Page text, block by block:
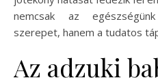
nemcsak az
szerepet, hanem a tudatos
Az adzuki